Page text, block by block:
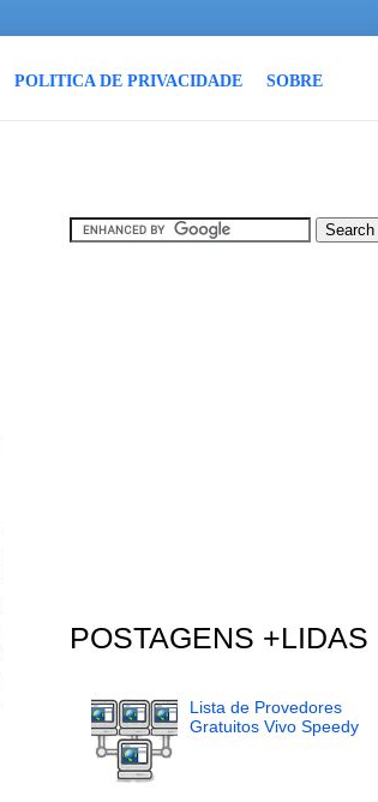
POLITICA DE PRIVACIDADE SOBRE
POSTAGENS +LIDAS
Lista de Provedores
Gratuitos Vivo Speedy